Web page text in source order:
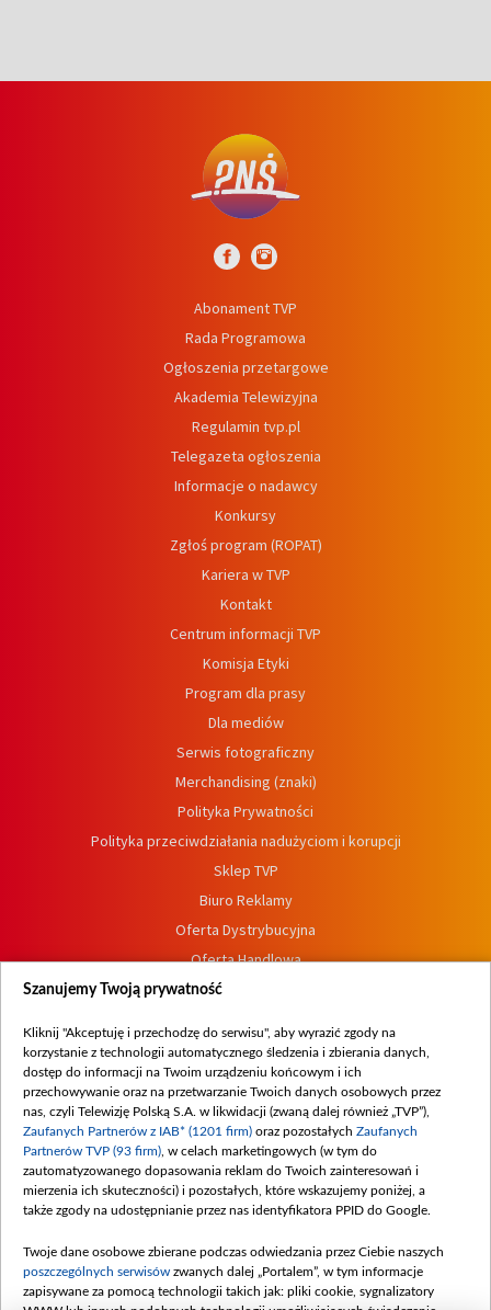
Abonament TVP
Rada Programowa
Ogłoszenia przetargowe
Akademia Telewizyjna
Regulamin tvp.pl
Telegazeta ogłoszenia
Informacje o nadawcy
Konkursy
Zgłoś program (ROPAT)
Kariera w TVP
Kontakt
Centrum informacji TVP
Komisja Etyki
Program dla prasy
Dla mediów
Serwis fotograficzny
Merchandising (znaki)
Polityka Prywatności
Polityka przeciwdziałania nadużyciom i korupcji
Sklep TVP
Biuro Reklamy
Oferta Dystrybucyjna
Oferta Handlowa
Dostępność
Procedura zgłoszeń wewnętrznych
Szanujemy Twoją prywatność
Kliknij "Akceptuję i przechodzę do serwisu", aby wyrazić zgody na
korzystanie z technologii automatycznego śledzenia i zbierania danych,
dostęp do informacji na Twoim urządzeniu końcowym i ich
przechowywanie oraz na przetwarzanie Twoich danych osobowych przez
nas, czyli Telewizję Polską S.A. w likwidacji (zwaną dalej również „TVP”),
Zaufanych Partnerów z IAB* (1201 firm) oraz pozostałych Zaufanych
Partnerów TVP (93 firm) , w celach marketingowych (w tym do
zautomatyzowanego dopasowania reklam do Twoich zainteresowań i
mierzenia ich skuteczności) i pozostałych, które wskazujemy poniżej, a
także zgody na udostępnianie przez nas identyfikatora PPID do Google.
Twoje dane osobowe zbierane podczas odwiedzania przez Ciebie naszych
poszczególnych serwisów zwanych dalej „Portalem”, w tym informacje
zapisywane za pomocą technologii takich jak: pliki cookie, sygnalizatory